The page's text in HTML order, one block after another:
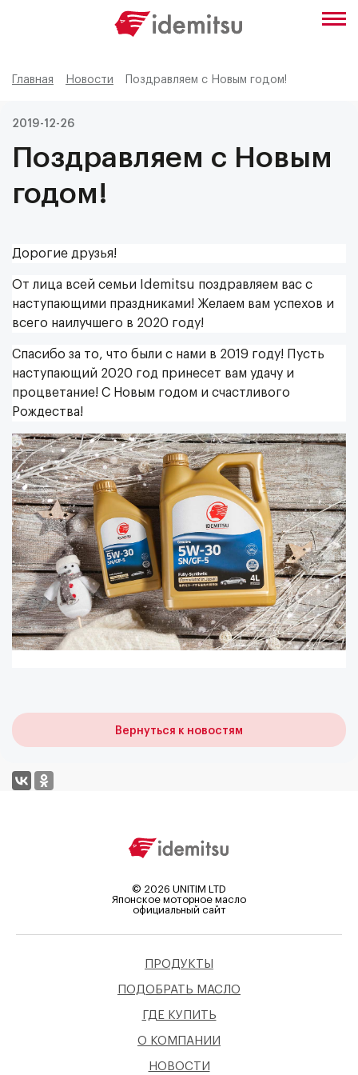
Главная Новости Поздравляем с Новым годом!
2019-12-26
Поздравляем с Новым
годом!
Дорогие друзья!
От лица всей семьи Idemitsu поздравляем вас с
наступающими праздниками! Желаем вам успехов и
всего наилучшего в 2020 году!
Спасибо за то, что были с нами в 2019 году! Пусть
наступающий 2020 год принесет вам удачу и
процветание! С Новым годом и счастливого
Рождества!
Вернуться к новостям
© 2026 UNITIM LTD
Японское моторное масло
официальный сайт
ПРОДУКТЫ
ПОДОБРАТЬ МАСЛО
ГДЕ КУПИТЬ
О КОМПАНИИ
НОВОСТИ